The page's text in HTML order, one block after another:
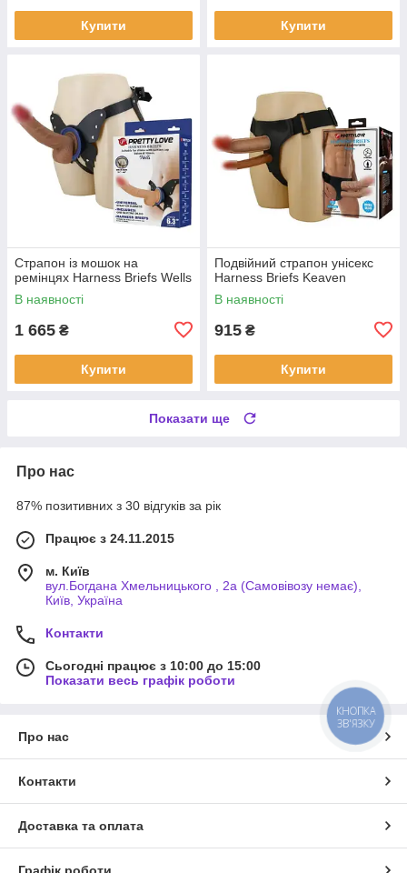
Купити Купити
Страпон із мошок на
ремінцях Harness Briefs Wells
В наявності
1 665 ₴
Купити
Подвійний страпон унісекс
Harness Briefs Keaven
В наявності
915 ₴
Купити
Показати ще
Про нас
87% позитивних з 30 відгуків за рік
Працює з 24.11.2015
м. Київ
вул.Богдана Хмельницького , 2а (Самовівозу немає),
Київ, Україна
Контакти
Сьогодні працює з 10:00 до 15:00
Показати весь графік роботи
Про нас
Контакти
Доставка та оплата
КНОПКА
ЗВ'ЯЗКУ